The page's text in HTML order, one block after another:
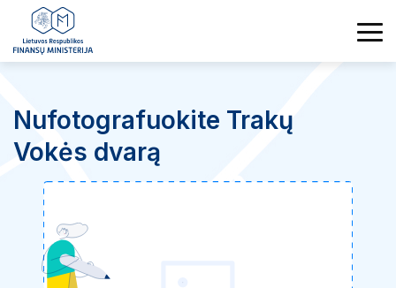
Nufotografuokite Trakų
Vokės dvarą